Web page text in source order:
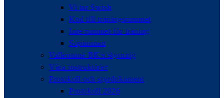
Vi tar Swish
Kod till träningsrummet
Inre rummet för träning
Soptunnan
Vallentuna BK:s styrning
Våra instruktörer
Protokoll och styrdokument
Protokoll 2026